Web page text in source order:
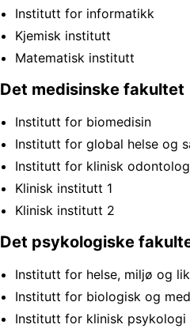
Institutt for informatikk
Kjemisk institutt
Matematisk institutt
Det medisinske fakultet
Institutt for biomedisin
Institutt for global helse og
Institutt for klinisk
Klinisk institutt 1
Klinisk institutt 2
Det psykologiske
Institutt for helse, miljø og
Institutt for biologisk og
Institutt for klinisk psykologi